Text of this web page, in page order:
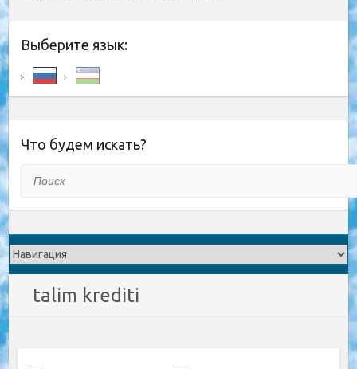
Выберите язык:
Что будем искать?
talim krediti